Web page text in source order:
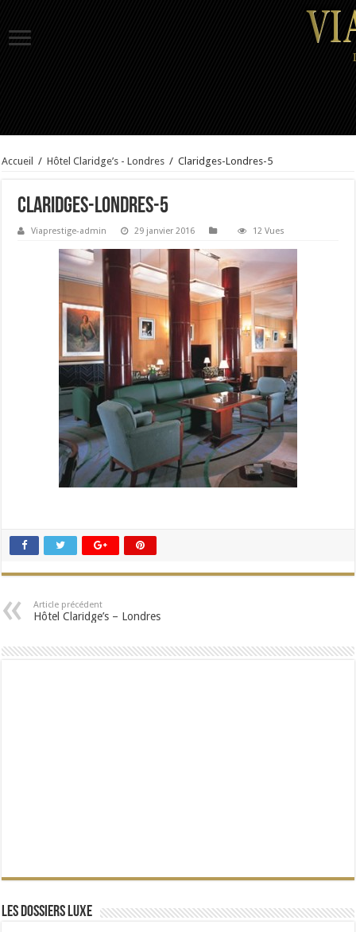
Accueil / Hôtel Claridge’s - Londres / Claridges-Londres-5
Claridges-Londres-5
Viaprestige-admin 29 janvier 2016 12 Vues
Article précédent
Hôtel Claridge’s – Londres
Les dossiers Luxe